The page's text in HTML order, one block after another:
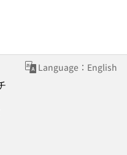
Language：English